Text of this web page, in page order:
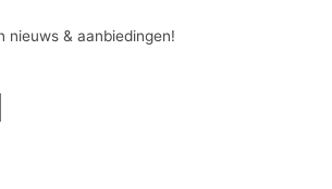
nieuws & aanbiedingen!